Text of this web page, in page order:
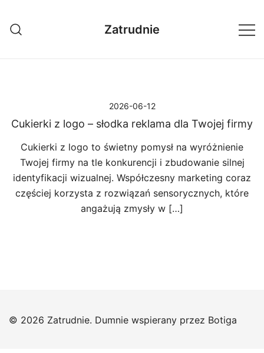
treści
Zatrudnie
2026-06-12
Cukierki z logo – słodka reklama dla Twojej firmy
Cukierki z logo to świetny pomysł na wyróżnienie
Twojej firmy na tle konkurencji i zbudowanie silnej
identyfikacji wizualnej. Współczesny marketing coraz
częściej korzysta z rozwiązań sensorycznych, które
angażują zmysły w […]
© 2026 Zatrudnie. Dumnie wspierany przez Botiga